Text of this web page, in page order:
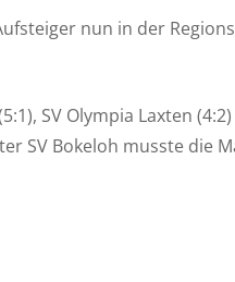
nun in der
SV Olympia Laxten
SV Bokeloh musste die